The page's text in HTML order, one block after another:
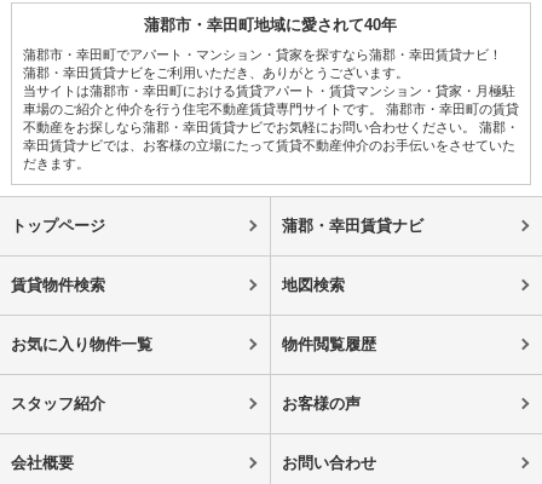
蒲郡市・幸田町地域に愛されて40年
蒲郡市・幸田町でアパート・マンション・貸家を探すなら蒲郡・幸田賃貸ナビ！
蒲郡・幸田賃貸ナビをご利用いただき、ありがとうございます。
当サイトは蒲郡市・幸田町における賃貸アパート・賃貸マンション・貸家・月極駐
車場のご紹介と仲介を行う住宅不動産賃貸専門サイトです。 蒲郡市・幸田町の賃貸
不動産をお探しなら蒲郡・幸田賃貸ナビでお気軽にお問い合わせください。 蒲郡・
幸田賃貸ナビでは、お客様の立場にたって賃貸不動産仲介のお手伝いをさせていた
だきます。
トップページ 蒲郡・幸田賃貸ナビ
賃貸物件検索 地図検索
お気に入り物件一覧 物件閲覧履歴
スタッフ紹介 お客様の声
会社概要 お問い合わせ